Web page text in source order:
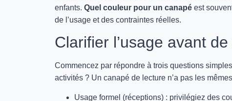
enfants. Quel couleur pour un canapé est
de l’usage et des contraintes réelles.
Clarifier l’usage avant
Commencez par répondre à trois questions
activités ? Un canapé de lecture n’a pas les
Usage formel (réceptions) : privilégiez des